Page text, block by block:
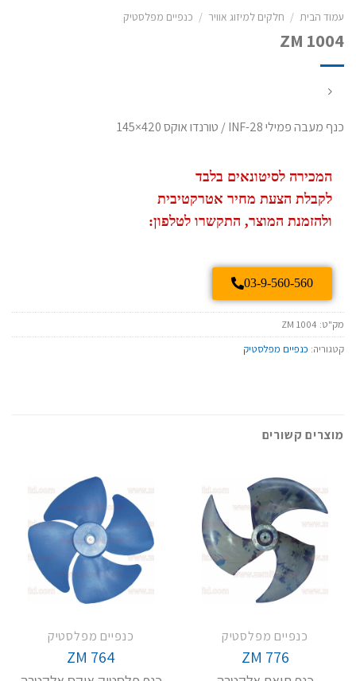
עמוד הבית / חלקים למיזוג אוויר / כנפיים מפלסטיק
ZM 1004
כנף מעבה פמילי INF-28 / טורנדו אוקס 420×145
המכירה לסיטונאים בלבד
לקבלת הצעת מחיר אטרקטיבית
ולהזמנת המוצר, התקשרו לטלפון:
03-9-560-560
מק"ט: ZM 1004
קטגוריה: כנפיים מפלסטיק
מוצרים קשורים
כנפיים מפלסטיק
ZM 776
כנפיים מפלסטיק
ZM 764